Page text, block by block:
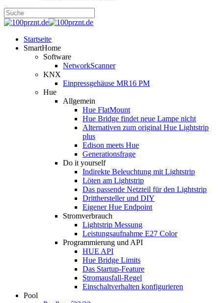
Startseite
SmartHome
Software
NetworkScanner
KNX
Einpressgehäuse MR16 PM
Hue
Allgemein
Hue FlatMount
Hue Bridge findet neue Lampe nicht
Alternativen zum original Hue Lightstrip
plus
Edison meets Hue
Generationsfrage
Do it yourself
Indirekte Beleuchtung mit Lightstrip
Löten am Lightstrip
Das passende Netzteil für den Lightstrip
Dritthersteller und DIY
Eigener Hue Endpoint
Stromverbrauch
Lightstrip Messung
Leistungsaufnahme E27 Color
Programmierung und API
HUE API
Hue Bridge Limits
Das Startup-Feature
Stromausfall-Regel
Einschaltverhalten konfigurieren
Pool